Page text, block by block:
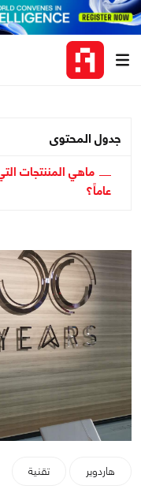
جدول المحتوى
عاماً؟
هاردوير تقنية